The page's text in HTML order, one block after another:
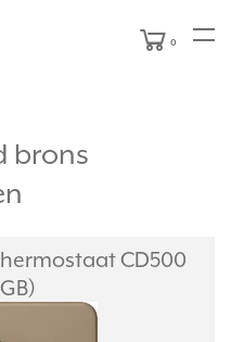
0
brons
CD500